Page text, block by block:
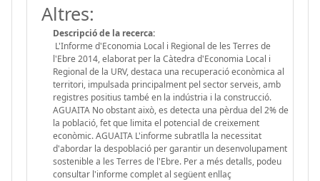
Altres:
Descripció de la recerca:
L'Informe d'Economia Local i Regional de les Terres de
l'Ebre 2014, elaborat per la Càtedra d'Economia Local i
Regional de la URV, destaca una recuperació econòmica al
territori, impulsada principalment pel sector serveis, amb
registres positius també en la indústria i la construcció.
AGUAITA No obstant això, es detecta una pèrdua del 2% de
la població, fet que limita el potencial de creixement
econòmic. AGUAITA L'informe subratlla la necessitat
d'abordar la despoblació per garantir un desenvolupament
sostenible a les Terres de l'Ebre. Per a més detalls, podeu
consultar l'informe complet al següent enllaç